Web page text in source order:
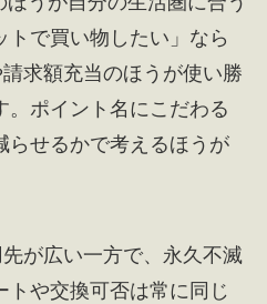
で買い物したい」なら
求額充当のほうが使い勝
。ポイント名にこだわる
らせるかで考えるほうが
が広い一方で、永久不滅
トや交換可否は常に同じ